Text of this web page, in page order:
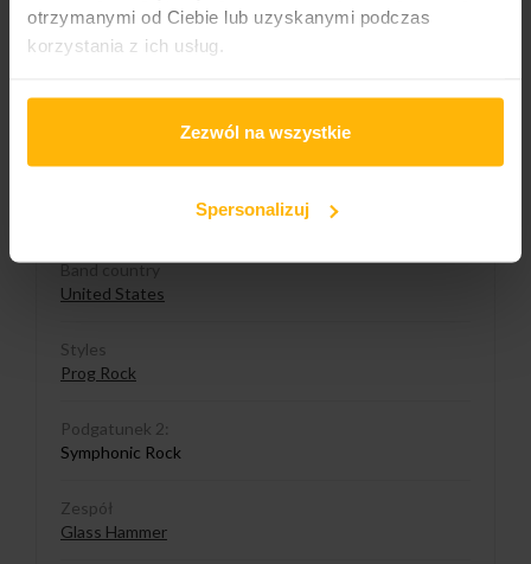
otrzymanymi od Ciebie lub uzyskanymi podczas
korzystania z ich usług.
Zezwól na wszystkie
Spersonalizuj
Genre
Rock
United States
Styles
Prog Rock
Podgatunek 2:
Symphonic Rock
Zespół
Glass Hammer